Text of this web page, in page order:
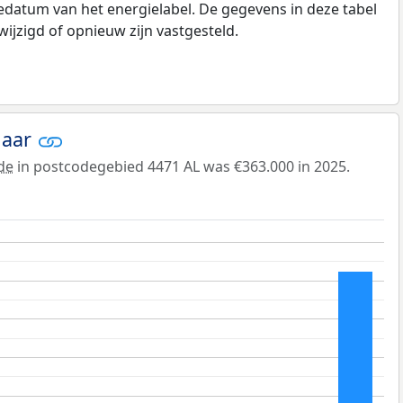
van het energielabel. De gegevens in deze tabel
of opnieuw zijn vastgesteld.
in postcodegebied 4471 AL was €363.000 in 2025.